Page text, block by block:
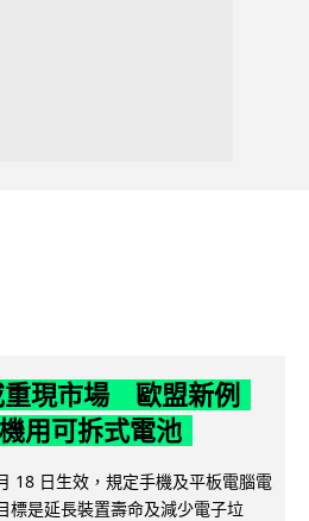
重現市場 歐盟新例
用可拆式電池
18 日生效，規定手機及平板電腦電
標是延長裝置壽命及減少電子垃